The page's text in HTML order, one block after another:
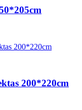
200*220cm